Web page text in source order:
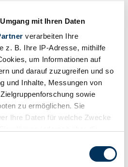
mit Ihren Daten
verarbeiten Ihre
z. B. Ihre IP-Adresse, mithilfe
um Informationen auf
und darauf zuzugreifen und so
und Inhalte, Messungen von
sowie
zu ermöglichen. Sie
Ihre Daten für welche Zwecke
widerrufen